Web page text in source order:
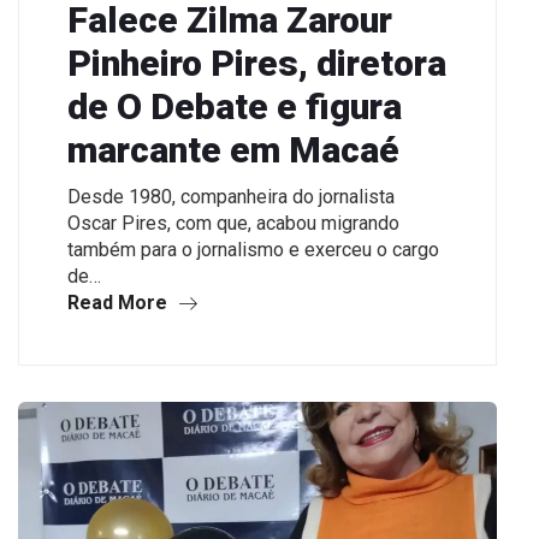
Falece Zilma Zarour
Pinheiro Pires, diretora
de O Debate e figura
marcante em Macaé
Desde 1980, companheira do jornalista
Oscar Pires, com que, acabou migrando
também para o jornalismo e exerceu o cargo
de…
Read More